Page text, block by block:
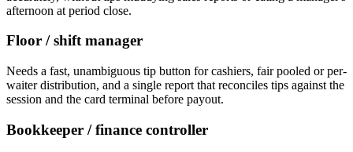
afternoon at period close.
Floor / shift manager
Needs a fast, unambiguous tip button for cashiers, fair pooled or per-
waiter distribution, and a single report that reconciles tips against the
session and the card terminal before payout.
Bookkeeper / finance controller